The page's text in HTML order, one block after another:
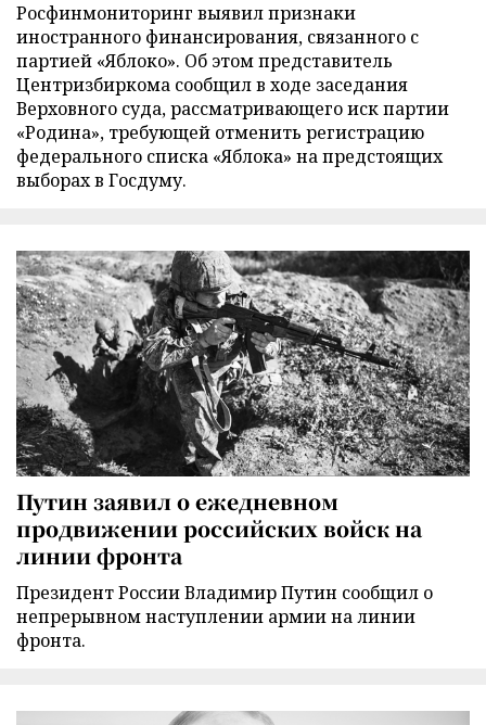
Росфинмониторинг выявил признаки
иностранного финансирования, связанного с
партией «Яблоко». Об этом представитель
Центризбиркома сообщил в ходе заседания
Верховного суда, рассматривающего иск партии
«Родина», требующей отменить регистрацию
федерального списка «Яблока» на предстоящих
выборах в Госдуму.
Путин заявил о ежедневном
продвижении российских войск на
линии фронта
Президент России Владимир Путин сообщил о
непрерывном наступлении армии на линии
фронта.